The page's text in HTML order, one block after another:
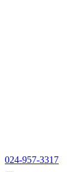
024-957-3317